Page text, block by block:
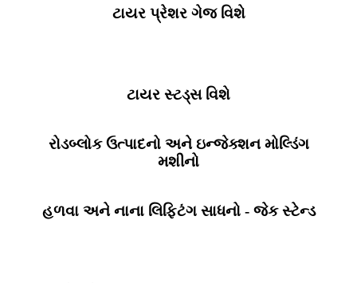
ટાયર પ્રેશર ગેજ વિશે
ટાયર સ્ટડ્સ વિશે
રોડબ્લોક ઉત્પાદનો અને ઇન્જેક્શન મોલ્ડિંગ
મશીનો
હળવા અને નાના લિફ્ટિંગ સાધનો - જેક સ્ટેન્ડ